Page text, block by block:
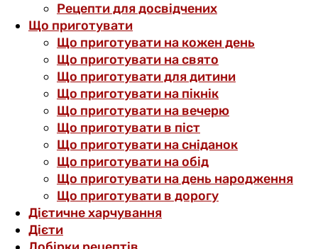
Рецепти для досвідчених
Що приготувати
Що приготувати на кожен день
Що приготувати на свято
Що приготувати для дитини
Що приготувати на пікнік
Що приготувати на вечерю
Що приготувати в піст
Що приготувати на сніданок
Що приготувати на обід
Що приготувати на день народження
Що приготувати в дорогу
Дієтичне харчування
Дієти